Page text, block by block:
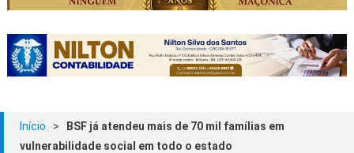
Início >
BSF já atendeu mais de 70 mil famílias em
vulnerabilidade social em todo o estado